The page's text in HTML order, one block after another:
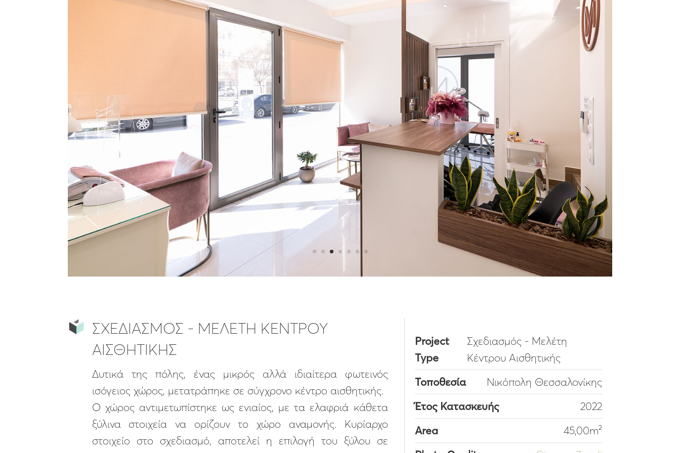
ΣΧΕΔΙΑΣΜΟΣ - ΜΕΛΕΤΗ ΚΕΝΤΡΟΥ
ΑΙΣΘΗΤΙΚΗΣ
Δυτικά της πόλης, ένας μικρός αλλά ιδιαίτερα φωτεινός
ισόγειος χώρος, μετατράπηκε σε σύγχρονο κέντρο αισθητικής.
Ο χώρος αντιμετωπίστηκε ως ενιαίος, με τα ελαφριά κάθετα
ξύλινα στοιχεία να ορίζουν το χώρο αναμονής. Κυρίαρχο
στοιχείο στο σχεδιασμό, αποτελεί η επιλογή του ξύλου σε
Project
Type
Σχεδιασμός - Μελέτη
Κέντρου Αισθητικής
Τοποθεσία
Νικόπολη Θεσσαλονίκης
Έτος Κατασκευής
2022
Area
45,00m²